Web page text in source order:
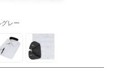
グレー